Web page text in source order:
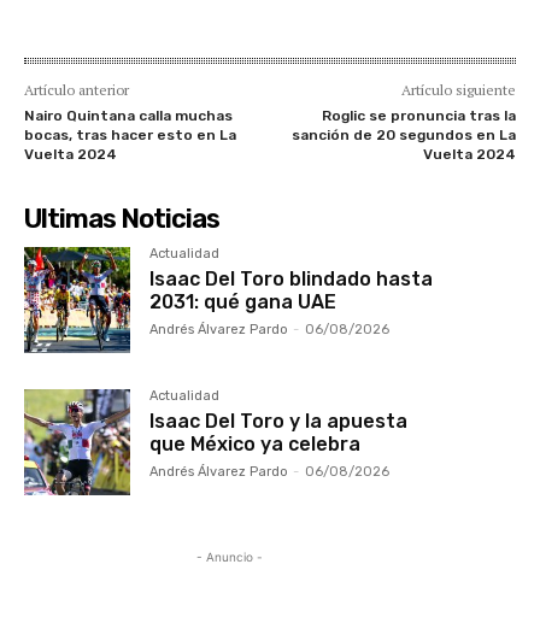
Artículo anterior
Nairo Quintana calla muchas
bocas, tras hacer esto en La
Vuelta 2024
Artículo siguiente
Roglic se pronuncia tras la
sanción de 20 segundos en La
Vuelta 2024
Ultimas Noticias
Actualidad
Isaac Del Toro blindado hasta
2031: qué gana UAE
Andrés Álvarez Pardo - 06/08/2026
Actualidad
Isaac Del Toro y la apuesta
que México ya celebra
Andrés Álvarez Pardo - 06/08/2026
- Anuncio -